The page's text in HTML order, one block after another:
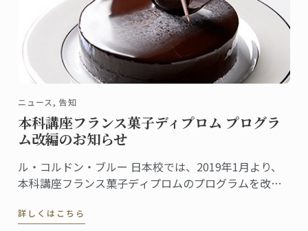
ニュース, 告知
本科講座フランス菓子ディプロム プログラ
ム改編のお知らせ
ル・コルドン・ブルー 日本校では、2019年1月より、
本科講座フランス菓子ディプロムのプログラムを改編
初級・中級・上級それぞれの課程に新たな内容が盛り
詳しくはこちら